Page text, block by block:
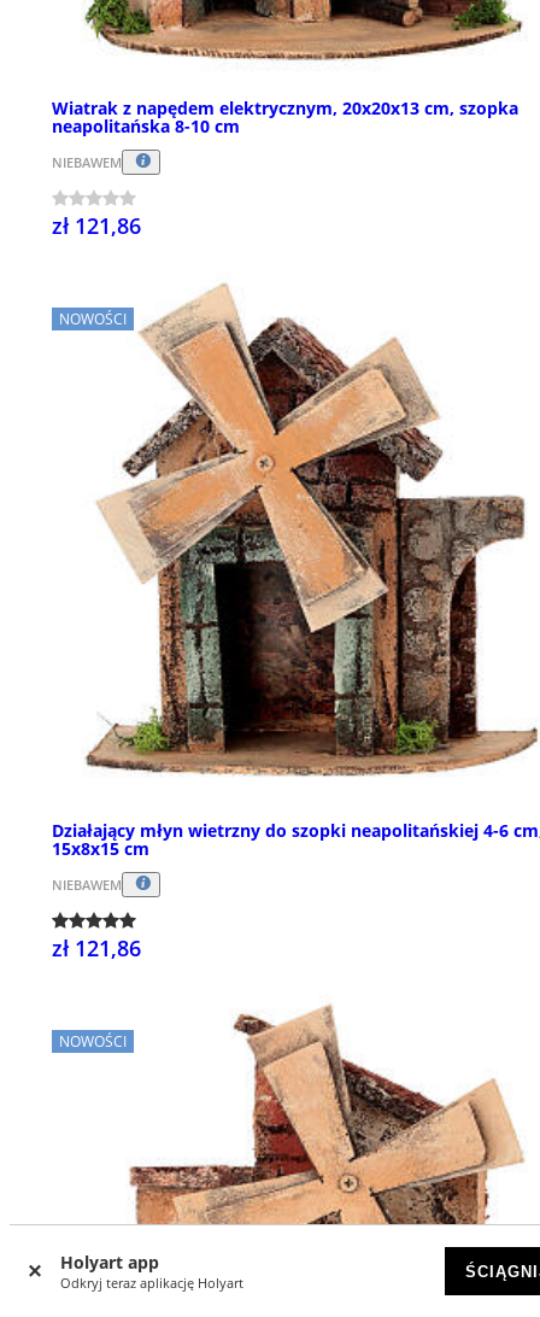
Holyart app
Odkryj teraz aplikację Holyart
Wiatrak z napędem elektrycznym, 20x20x13 cm, szopka
neapolitańska 8-10 cm
NIEBAWEM
zł 121,86
NOWOŚCI
Działający młyn wietrzny do szopki neapolitańskiej 4-6
15x8x15 cm
NIEBAWEM
zł 121,86
NOWOŚCI